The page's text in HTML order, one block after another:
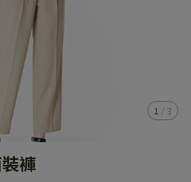
1 / 3
褲